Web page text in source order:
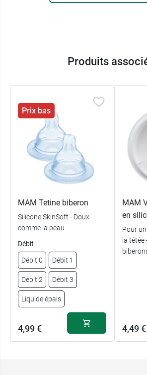
facilite, d'ailleurs son nettoyage
Motifs selon disponibilité
Produits
Prix bas
MAM Tetine biberon
Silicone SkinSoft - Doux
comme la peau
Débit
Débit 0 Débit 1
Débit 2 Débit 3
Liquide épais
4,99 €
MAM
en
Pour
la tétée
4,49 €